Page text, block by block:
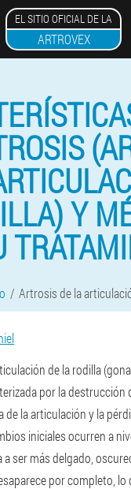
EL SITIO OFICIAL DE LA
ARTROVEX
Y
Artrosis de la
de la rodilla
por la destrucción
de la articulación y la
iniciales ocurren a
ser más delgado,
por completo, lo